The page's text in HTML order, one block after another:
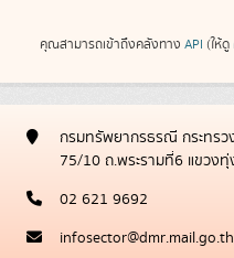
คุณสามารถเข้าถึงคลังทาง API (ให้ดู
กรมทรัพยากรธรณี กระทรว
75/10 ถ.พระรามที่6 แขวง
02 621 9692
infosector@dmr.mail.go.th